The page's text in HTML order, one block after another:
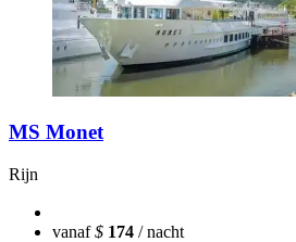
MS Monet
Rijn
vanaf$ 174 / nacht